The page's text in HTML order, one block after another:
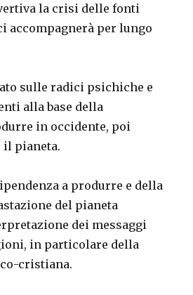
la crisi delle fonti
accompagnerà per lungo
sulle radici psichiche e
alla base della
in occidente, poi
il pianeta.
a produrre e della
del pianeta
dei messaggi
in particolare della
cristiana.